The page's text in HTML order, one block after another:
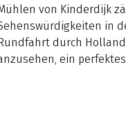
von Kinderdijk
in
durch
ein